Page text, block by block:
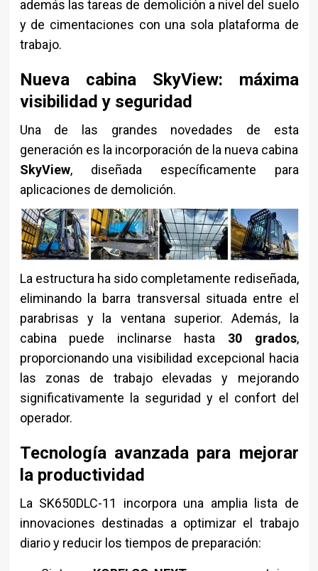
además las tareas de demolición a nivel del suelo
y de cimentaciones con una sola plataforma de
trabajo.
Nueva cabina SkyView: máxima
visibilidad y seguridad
Una de las grandes novedades de esta
generación es la incorporación de la nueva cabina
SkyView, diseñada específicamente para
aplicaciones de demolición.
La estructura ha sido completamente rediseñada,
eliminando la barra transversal situada entre el
parabrisas y la ventana superior. Además, la
cabina puede inclinarse hasta 30 grados,
proporcionando una visibilidad excepcional hacia
las zonas de trabajo elevadas y mejorando
significativamente la seguridad y el confort del
operador.
Tecnología avanzada para mejorar
la productividad
La SK650DLC-11 incorpora una amplia lista de
innovaciones destinadas a optimizar el trabajo
diario y reducir los tiempos de preparación: